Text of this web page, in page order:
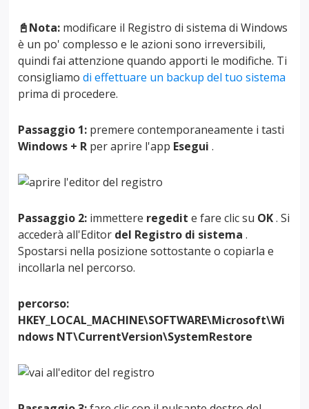
📓Nota: modificare il Registro di sistema di Windows
è un po' complesso e le azioni sono irreversibili,
quindi fai attenzione quando apporti le modifiche. Ti
consigliamodi effettuare un backup del tuo sistema
prima di procedere.
Passaggio 1: premere contemporaneamente i tasti
Windows + R per aprire l'app Esegui .
Passaggio 2: immettere regedit e fare clic su OK. Si
accederà all'Editor del Registro di sistema .
Spostarsi nella posizione sottostante o copiarla e
incollarla nel percorso.
percorso:
HKEY_LOCAL_MACHINE\SOFTWARE\Microsoft\Wi
ndows NT\CurrentVersion\SystemRestore